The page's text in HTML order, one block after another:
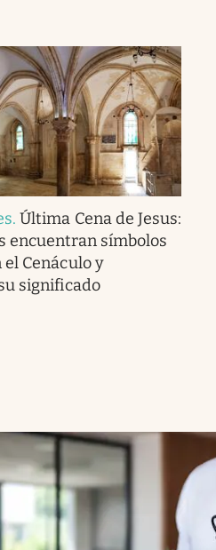
.Última Cena de Jesus:
encuentran símbolos
Cenáculo y
significado